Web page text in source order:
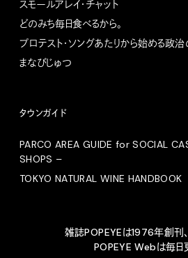
スモールアレイ・チャット
どのみち毎日食べるから。
プロテスト・ソングあたりから始める政
まなびじゅつ
タウンガイド
PARCO AREA GUIDE for SOCIAL
SHOPS –
TOKYO NATURAL WINE HANDBOOK
雑誌POPEYEは1976年創刊
POPEYE Webは毎日